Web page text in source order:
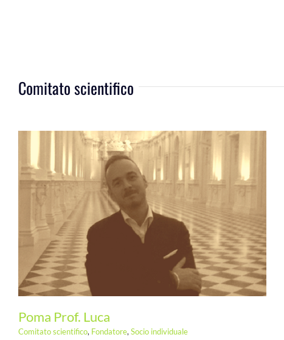
Comitato scientifico
Poma Prof. Luca
Comitato scientifico, Fondatore, Socio individuale
Allegrini Prof. Marco